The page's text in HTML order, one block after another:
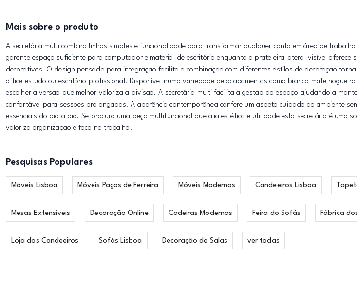
Mais sobre o produto
A secretária multi combina linhas simples e funcionalidade para transformar qualquer canto em área de
garante espaço suficiente para computador e material de escritório enquanto a prateleira lateral visível oferece
decorativos. O design pensado para integração facilita a combinação com diferentes estilos de decoração
office estudo ou escritório profissional. Disponível numa variedade de acabamentos como branco mate
escolher a versão que melhor valoriza a divisão. A secretária multi facilita a gestão do espaço ajudando a
confortável para sessões prolongadas. A aparência contemporânea confere um aspeto cuidado ao ambiente
essenciais do dia a dia. Se procura uma peça multifuncional que alia estética e utilidade esta secretária é uma
valoriza organização e foco no trabalho.
Pesquisas Populares
Móveis Lisboa Móveis Paços de Ferreira Móveis Modernos Candeeiros Lisboa
Mesas Extensíveis Decoração Online Cadeiras Modernas Feira do Sofás Fábrica
Loja dos Candeeiros Sofás Lisboa Decoração de Salas ver todas